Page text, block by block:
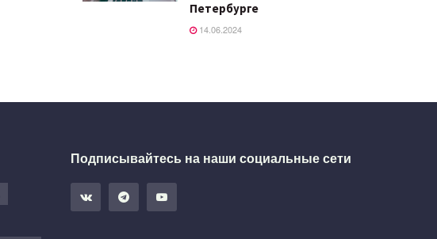
Петербурге
14.06.2024
Подписывайтесь на наши социальные сети